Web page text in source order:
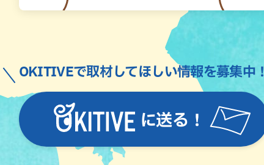
に送る！
OKITIVEで取材してほしい情報を募集中！